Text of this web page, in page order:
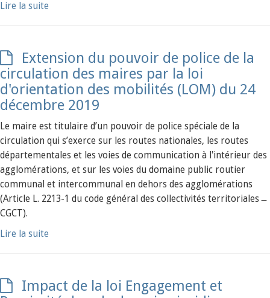
Lire la suite
Extension du pouvoir de police de la
circulation des maires par la loi
d'orientation des mobilités (LOM) du 24
décembre 2019
Le maire est titulaire d’un pouvoir de police spéciale de la
circulation qui s’exerce sur les routes nationales, les routes
départementales et les voies de communication à l'intérieur des
agglomérations, et sur les voies du domaine public routier
communal et intercommunal en dehors des agglomérations
(Article L. 2213-1 du code général des collectivités territoriales ̶
CGCT).
Lire la suite
Impact de la loi Engagement et